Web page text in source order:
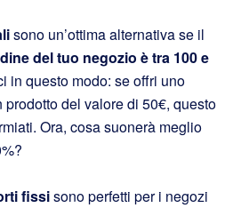
sono un’ottima alternativa se il
del tuo negozio è tra 100 e
in questo modo: se offri uno
del valore di 50€, questo
Ora, cosa suonerà meglio
fissisono perfetti per i negozi